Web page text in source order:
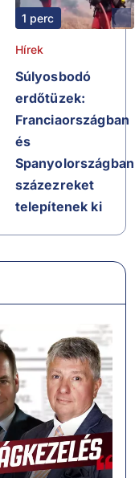
1 perc
Hírek
Súlyosbodó
erdőtüzek:
Franciaországban
és
Spanyolországban
százezreket
telepítenek ki